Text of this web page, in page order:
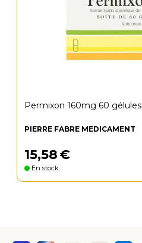
Permixon 160mg 60 gélules
PIERRE FABRE MÉDICAMENT
15,58€
En stock